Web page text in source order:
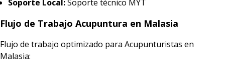
Soporte Local:Soporte técnico MYT
Flujo de Trabajo Acupuntura en Malasia
Flujo de trabajo optimizado para Acupunturistas en
Malasia: